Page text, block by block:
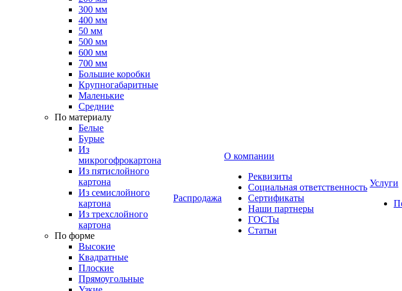
300 мм
400 мм
50 мм
500 мм
600 мм
700 мм
Большие коробки
Крупногабаритные
Маленькие
Средние
По материалу
Белые
Бурые
Из
микрогофрокартона
Из пятислойного
картона
Из семислойного
картона
Из трехслойного
картона
По форме
Высокие
Квадратные
Плоские
Прямоугольные
Распродажа
О компании
Реквизиты
Социальная ответственность
Сертификаты
Наши партнеры
ГОСТы
Статьи
Услуги